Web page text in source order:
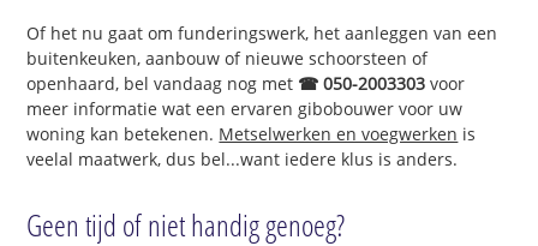
Of het nu gaat om funderingswerk, het aanleggen van een
buitenkeuken, aanbouw of nieuwe schoorsteen of
openhaard, bel vandaag nog met ☎ 050-2003303 voor
meer informatie wat een ervaren gibobouwer voor uw
woning kan betekenen. Metselwerken en voegwerken is
veelal maatwerk, dus bel...want iedere klus is anders.
Geen tijd of niet handig genoeg?